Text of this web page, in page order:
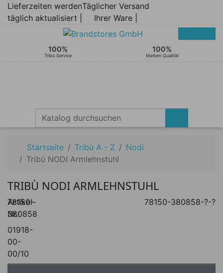
Lieferzeiten werden
täglich aktualisiert |
Täglicher Versand
Ihrer Ware |
100%
Tribù Service
100%
Marken Qualität
Startseite Tribù A - Z
Nodi
Tribù NODI Armlehnstuhl
TRIBÙ NODI ARMLEHNSTUHL
Artikel-
Nr.:
01918-
00-
00/10
78150-
380858
78150-380858-?-?